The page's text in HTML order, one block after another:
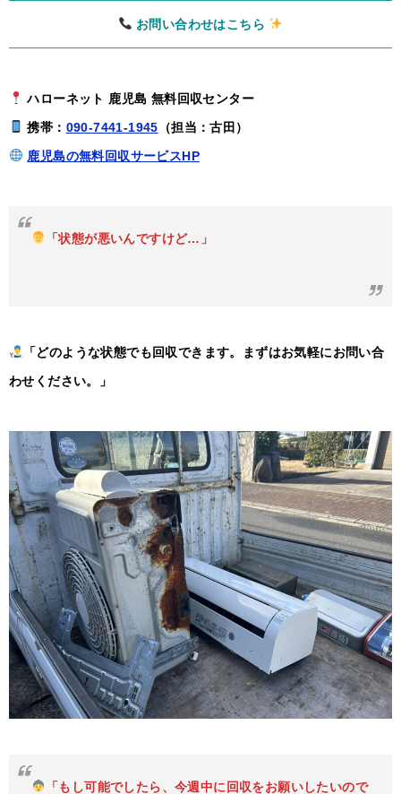
お問い合わせはこちら
ハローネット 鹿児島 無料回収センター
携帯： 090-7441-1945 （担当：古田）
鹿児島の無料回収サービスHP
「状態が悪いんですけど…」
「どのような状態でも回収できます。まずはお気軽にお問い合
わせください。」
「もし可能でしたら、今週中に回収をお願いしたいので